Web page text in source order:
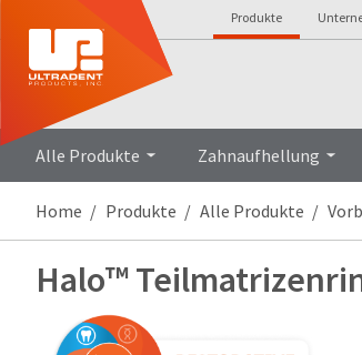
Produkte
Alle Produkte Zahnaufhellung
Home Produkte Alle Produkte
Halo™